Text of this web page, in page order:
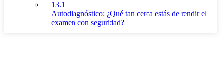
13.1
Autodiagnóstico: ¿Qué tan cerca estás de rendir el
examen con seguridad?